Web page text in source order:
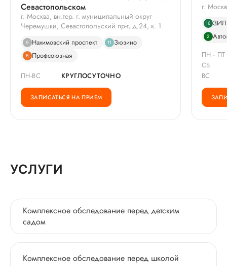
Севастопольском
г. Москва, вн.тер. г. муниципальный округ
Черемушки, Севастопольский пр-т, д.24, к. 1
9 Нахимовский проспект 11 Зюзино
6 Профсоюзная
ПН-ВС КРУГЛОСУТОЧНО
ЗАПИСАТЬСЯ НА ПРИЕМ
г.
16 ЗИЛ
2
ПН - ПТ
СБ
ВС
УСЛУГИ
Комплексное обследование перед детским
садом
Комплексное обследование перед школой